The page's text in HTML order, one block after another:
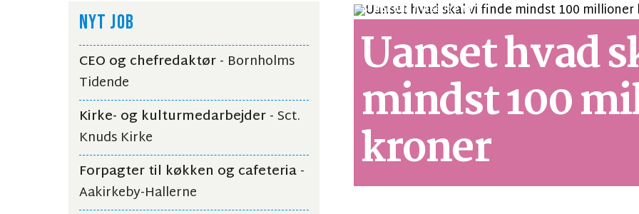
NYT JOB
CEO og chefredaktør- Bornholms
Tidende
Kirke- og kulturmedarbejder- Sct.
Knuds Kirke
Forpagter til køkken og cafeteria-
Aakirkeby-Hallerne
SYNSPUNKTLÆSETID 2 MIN.
Uanset hvad
mindst 100
kroner